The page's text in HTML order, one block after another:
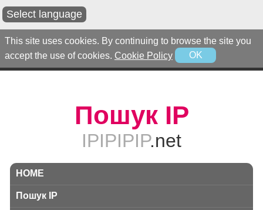
This site uses cookies. By continuing to browse the site you
accept the use of cookies. Cookie Policy OK
Select language
Пошук IP
IPIPIPIP.net
HOME
Пошук IP